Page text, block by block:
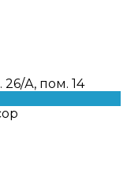
26/А, пом. 14